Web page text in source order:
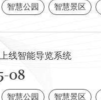
智慧公园 智慧景区
线智能导览系统
08
智慧公园 智慧景区